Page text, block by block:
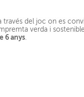
través del joc on es
verda i sostenible
6 anys